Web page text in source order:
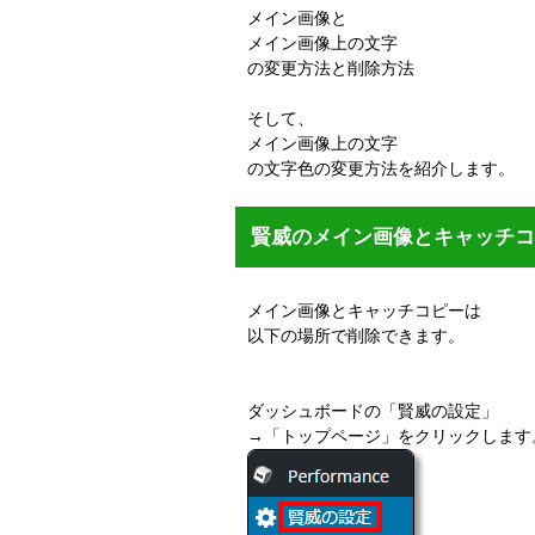
メイン画像と
メイン画像上の文字
の変更方法と削除方法
そして、
メイン画像上の文字
の文字色の変更方法を紹介します。
賢威のメイン画像とキャッチ
メイン画像とキャッチコピーは
以下の場所で削除できます。
ダッシュボードの「賢威の設定」
→「トップページ」をクリックします